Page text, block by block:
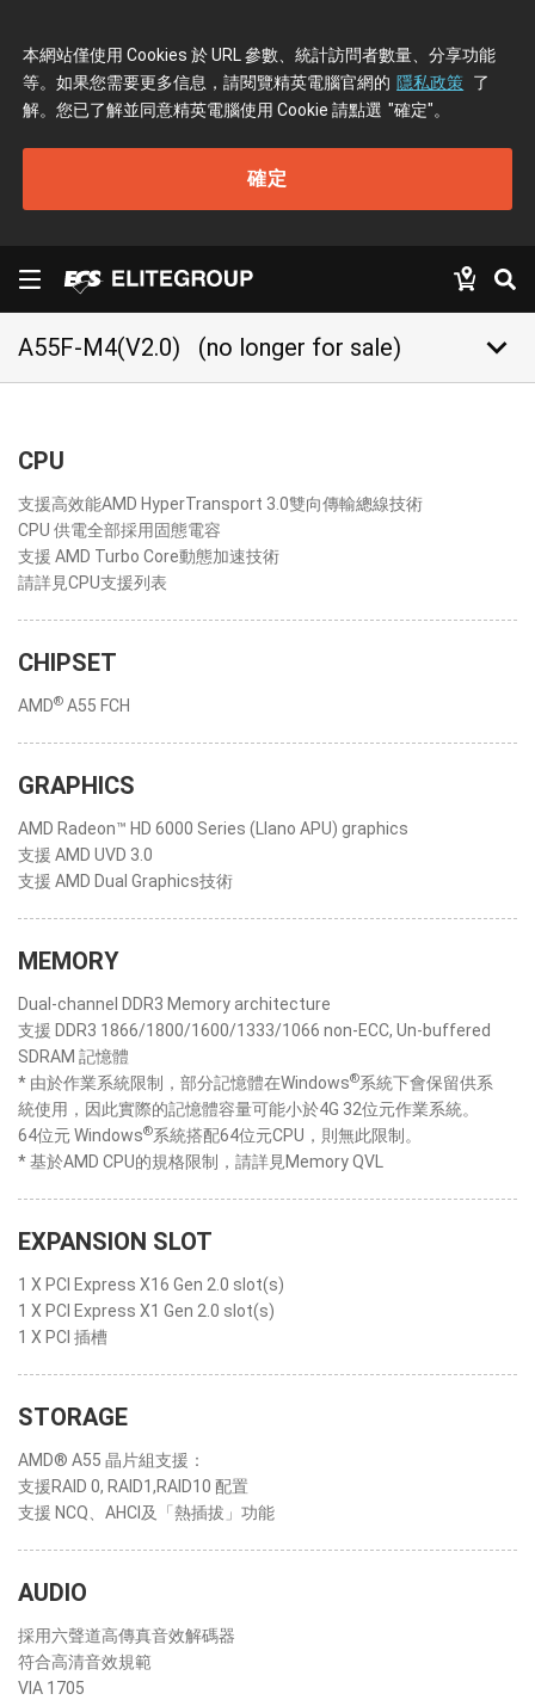
本網站僅使用 Cookies 於 URL 參數、統計訪問者數量、分享功能
等。如果您需要更多信息，請閱覽精英電腦官網的 隱私政策 了
解。您已了解並同意精英電腦使用 Cookie 請點選 "確定"。
確定
A55F-M4(V2.0) (no longer for sale) keyboard_arrow_down
CPU
支援高效能AMD HyperTransport 3.0雙向傳輸總線技術
CPU 供電全部採用固態電容
支援 AMD Turbo Core動態加速技術
請詳見CPU支援列表
CHIPSET
AMD® A55 FCH
GRAPHICS
AMD Radeon™ HD 6000 Series (Llano APU) graphics
支援 AMD UVD 3.0
支援 AMD Dual Graphics技術
MEMORY
Dual-channel DDR3 Memory architecture
支援 DDR3 1866/1800/1600/1333/1066 non-ECC, Un-buffered
SDRAM 記憶體
* 由於作業系統限制，部分記憶體在Windows®系統下會保留供系
統使用，因此實際的記憶體容量可能小於4G 32位元作業系統。
64位元 Windows®系統搭配64位元CPU，則無此限制。
* 基於AMD CPU的規格限制，請詳見Memory QVL
EXPANSION SLOT
1 X PCI Express X16 Gen 2.0 slot(s)
1 X PCI Express X1 Gen 2.0 slot(s)
1 X PCI 插槽
STORAGE
AMD® A55 晶片組支援：
支援RAID 0, RAID1,RAID10 配置
支援 NCQ、AHCI及「熱插拔」功能
AUDIO
採用六聲道高傳真音效解碼器
符合高清音效規範
VIA 1705